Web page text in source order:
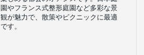
園やフランス式整形庭園など多彩な景
観が魅力で、散策やピクニックに最適
です。